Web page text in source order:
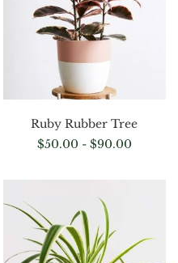
Ruby Rubber Tree
$50.00 - $90.00